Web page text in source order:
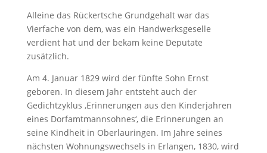
Alleine das Rückertsche Grundgehalt war das
Vierfache von dem, was ein Handwerksgeselle
verdient hat und der bekam keine Deputate
zusätzlich.
Am 4. Januar 1829 wird der fünfte Sohn Ernst
geboren. In diesem Jahr entsteht auch der
Gedichtzyklus ‚Erinnerungen aus den Kinderjahren
eines Dorfamtmannsohnes‘, die Erinnerungen an
seine Kindheit in Oberlauringen. Im Jahre seines
nächsten Wohnungswechsels in Erlangen, 1830, wird